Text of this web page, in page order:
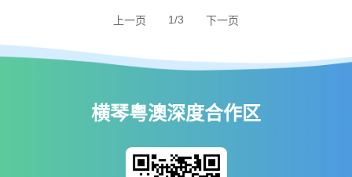
上一页 1/3 下一页
横琴粤澳深度合作区